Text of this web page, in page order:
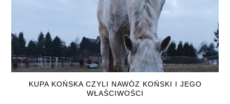
KUPA KOŃSKA CZYLI NAWÓZ KOŃSKI I JEGO
WŁAŚCIWOŚCI